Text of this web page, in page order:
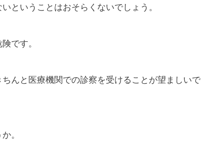
ということはおそらくないでしょう。
です。
んと医療機関での診察を受けることが望ましいで
。